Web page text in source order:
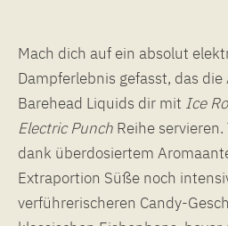
Mach dich auf ein absolut
Dampferlebnis gefasst, das
Barehead Liquids dir mit Ice
Electric Punch Reihe
dank überdosiertem
Extraportion Süße noch
verführerischeren Candy-